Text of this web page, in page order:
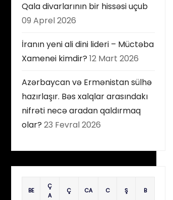
Qala divarlarının bir hissəsi uçub
09 Aprel 2026
İranın yeni ali dini lideri – Müctəba
Xamenei kimdir? 12 Mart 2026
Azərbaycan və Ermənistan sülhə
hazırlaşır. Bəs xalqlar arasındakı
nifrəti necə aradan qaldırmaq
olar? 23 Fevral 2026
BE
Ç
A
Ç CA C Ş B